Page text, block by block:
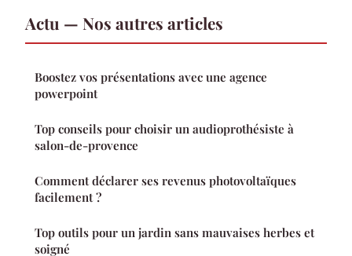
Actu — Nos autres articles
Boostez vos présentations avec une agence
powerpoint
Top conseils pour choisir un audioprothésiste à
salon-de-provence
Comment déclarer ses revenus photovoltaïques
facilement ?
Top outils pour un jardin sans mauvaises herbes et
soigné